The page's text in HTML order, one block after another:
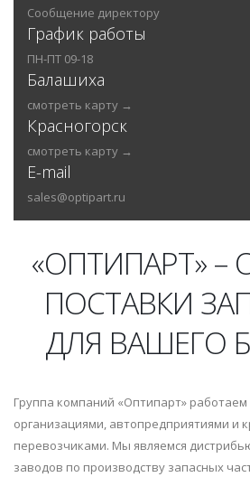
Сообщение директору
График работы
ПН-ПТ 09-18
Балашиха
смотреть карту →
Красногорск
смотреть карту →
E-mail
sales@optipart.ru
«ОПТИПАРТ» –
ПОСТАВКИ
ДЛЯ ВАШЕГО
Группа компаний «Оптипарт» работаем
организациями, автопредприятиями и
перевозчиками. Мы являемся
заводов по производству запасных